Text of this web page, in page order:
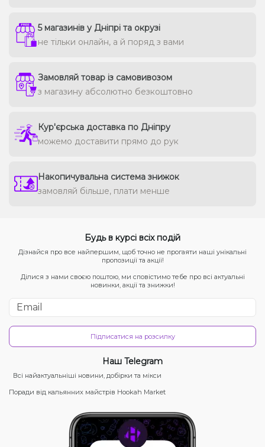
5 магазинів у Дніпрі та окрузі
не тільки онлайн, а й поряд з вами
Замовляй товар із самовивозом
з магазину абсолютно безкоштовно
Кур'єрська доставка по Дніпру
можемо доставити прямо до рук
Накопичувальна система знижок
замовляй більше, плати менше
Будь в курсі всіх подій
Дізнайся про все найпершим, щоб точно не прогаяти наші унікальні
пропозиції та акції!
Ділися з нами своєю поштою, ми сповістимо тебе про всі актуальні
новинки, акції та знижки!
Підписатися на розсилку
Наш Telegram
Всі найактуальніші новини, добірки та мікси
Поради від кальянних майстрів Hookah Market